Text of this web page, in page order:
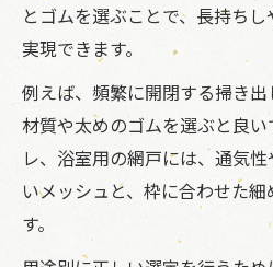
とゴムを選ぶことで、長持ち
実現できます。
例えば、頻繁に開閉する掃き
材質や太めのゴムを選ぶと良
レ、浴室用の網戸には、通気
いメッシュと、枠に合わせた
す。